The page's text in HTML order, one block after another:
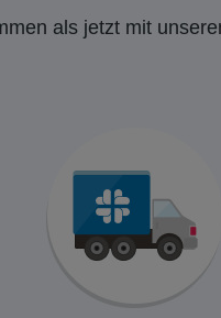
als jetzt mit